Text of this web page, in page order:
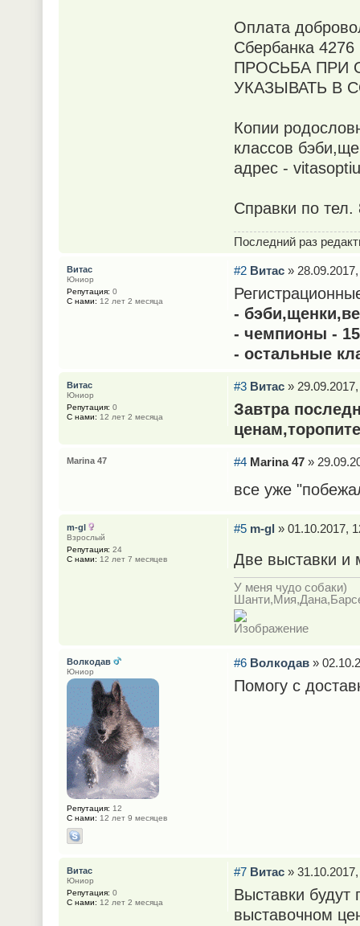
Оплата
Сбербанка
ПРОСЬБА ПРИ
УКАЗЫВАТЬ В
Копии
классов
адрес -
Справки по тел.
Последний раз
#2 Витас» 28.09.2017,
-
- чемпионы -
- остальные
Витас
Юниор
Репутация: 0
С нами: 12 лет 2 месяца
#3 Витас» 29.09.2017,
Завтра
Витас
Юниор
Репутация: 0
С нами: 12 лет 2 месяца
#4 Marina 47»
все уже
Marina 47
#5 m-gl » 01.10.2017,
Две выставки и
У меня чудо собаки)
m-gl
Взрослый
Репутация: 24
С нами: 12 лет 7 месяцев
#6 Волкодав»
Помогу с
Волкодав
Юниор
Репутация: 12
С нами: 12 лет 9 месяцев
#7 Витас» 31.10.2017,
Выставки
выставочном
Витас
Юниор
Репутация: 0
С нами: 12 лет 2 месяца